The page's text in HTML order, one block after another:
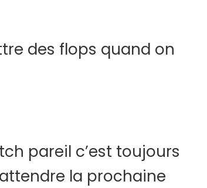
des flops quand on
pareil c’est toujours
la prochaine